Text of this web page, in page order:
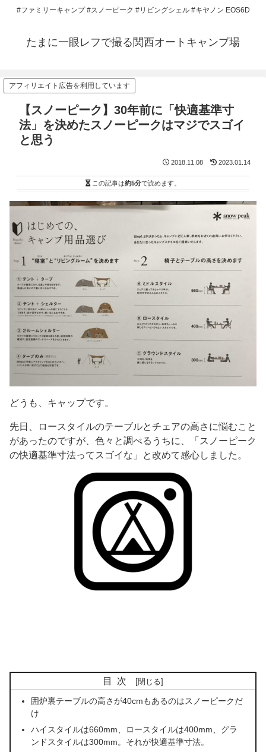
#ファミリーキャンプ #スノーピーク #リビングシェル #キヤノン EOS6D
たまに一眼レフで撮る関西オートキャンプ場
アフィリエイト広告を利用しています
【スノーピーク】30年前に「快適基準寸
法」を決めたスノーピークはマジでスゴイ
と思う
2018.11.08 2023.01.14
この記事は約5分で読めます。
どうも、キャップです。
先日、ロースタイルのテーブルとチェアの高さに悩むこと
があったのですが、色々と調べるうちに、「スノーピーク
の快適基準寸法ってスゴイな」と改めて感心しました。
目次
囲炉裏テーブルの高さが40cmもあるのはスノーピークだ
け
ハイスタイルは660mm、ロースタイルは400mm、グラ
ンドスタイルは300mm。それが快適基準寸法。